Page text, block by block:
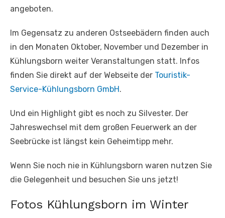
angeboten.
Im Gegensatz zu anderen Ostseebädern finden auch
in den Monaten Oktober, November und Dezember in
Kühlungsborn weiter Veranstaltungen statt. Infos
finden Sie direkt auf der Webseite der Touristik-
Service-Kühlungsborn GmbH.
Und ein Highlight gibt es noch zu Silvester. Der
Jahreswechsel mit dem großen Feuerwerk an der
Seebrücke ist längst kein Geheimtipp mehr.
Wenn Sie noch nie in Kühlungsborn waren nutzen Sie
die Gelegenheit und besuchen Sie uns jetzt!
Fotos Kühlungsborn im Winter